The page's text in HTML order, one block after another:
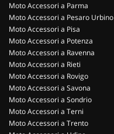
Moto Accessori a Parma
Moto Accessori a Pesaro Urbino
Moto Accessori a Pisa
Moto Accessori a Potenza
Moto Accessori a Ravenna
Moto Accessori a Rieti
Moto Accessori a Rovigo
Moto Accessori a Savona
Moto Accessori a Sondrio
Moto Accessori a Terni
Moto Accessori a Trento